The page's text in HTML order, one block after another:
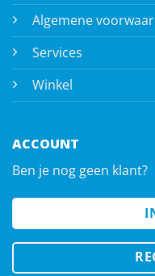
Algemene
Services
Winkel
ACCOUNT
Ben je nog geen klant?